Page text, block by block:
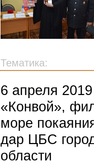
Тематика:
6 апреля
«Конвой»,
море
дар ЦБС
области